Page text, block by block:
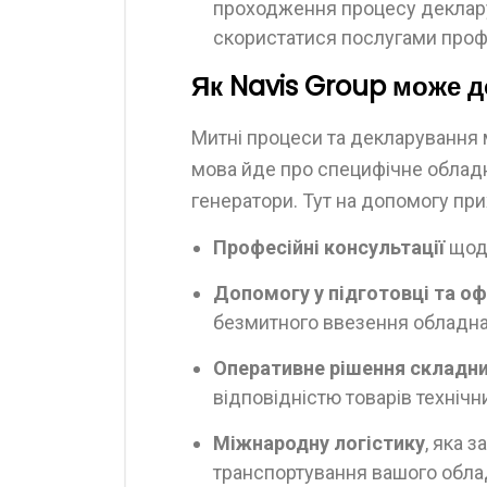
проходження процесу
скористатися послугами
Як Navis Group може
Митні процеси та
мова йде про специфічне
генератори. Тут на допомогу
Професійні консультації
Допомогу у підготовці та
безмитного ввезення
Оперативне рішення
відповідністю товарів
Міжнародну логістику, яка
транспортування вашого